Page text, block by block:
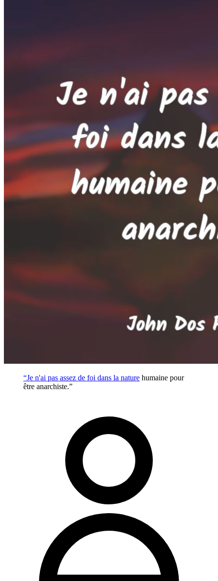
“Je n'ai pas assez de foi dans la nature humaine pour
être anarchiste.”